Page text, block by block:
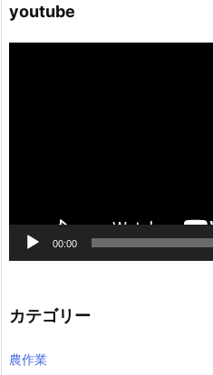
youtube
00:00
カテゴリー
農作業